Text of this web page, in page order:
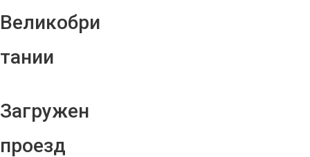
Великобри
тании
Загружен
проезд